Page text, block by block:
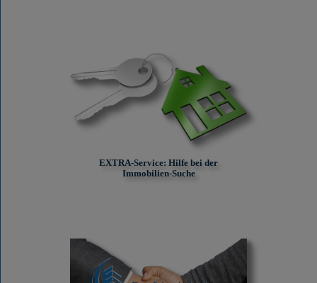
EXTRA-Service: Hilfe bei der
Immobilien-Suche